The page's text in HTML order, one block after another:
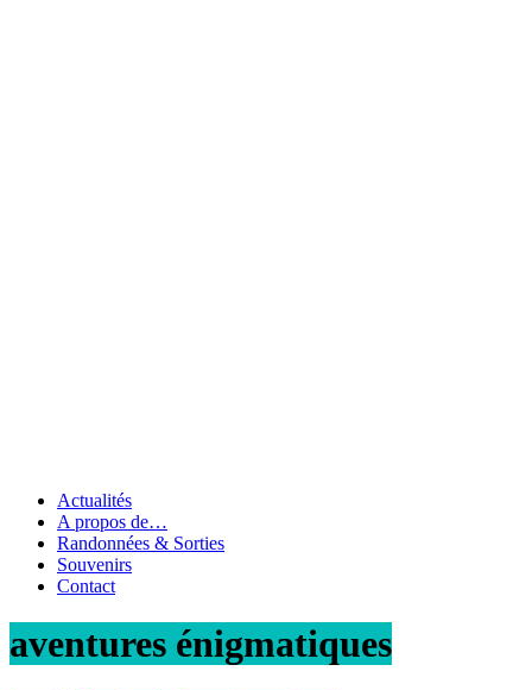
Actualités
A propos de…
Randonnées & Sorties
Souvenirs
Contact
aventures énigmatiques